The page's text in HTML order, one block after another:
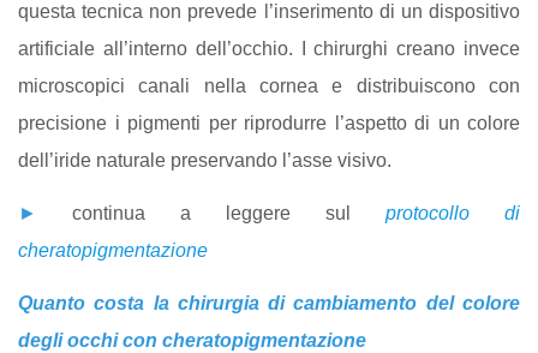
questa tecnica non prevede l’inserimento di un dispositivo
artificiale all’interno dell’occhio. I chirurghi creano invece
microscopici canali nella cornea e distribuiscono con
precisione i pigmenti per riprodurre l’aspetto di un colore
dell’iride naturale preservando l’asse visivo.
► continua a leggere sul protocollo di
cheratopigmentazione
Quanto costa la chirurgia di cambiamento del colore
degli occhi con cheratopigmentazione